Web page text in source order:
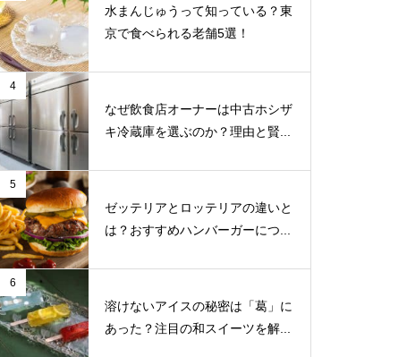
水まんじゅうって知っている？東
京で食べられる老舗5選！
4
なぜ飲食店オーナーは中古ホシザ
キ冷蔵庫を選ぶのか？理由と賢...
5
ゼッテリアとロッテリアの違いと
は？おすすめハンバーガーにつ...
6
溶けないアイスの秘密は「葛」に
あった？注目の和スイーツを解...